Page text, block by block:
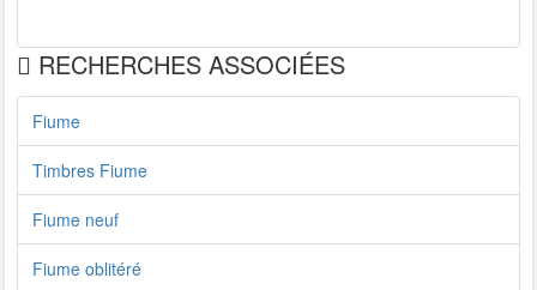
RECHERCHES ASSOCIÉES
Fiume
Timbres Fiume
Fiume neuf
Fiume oblitéré